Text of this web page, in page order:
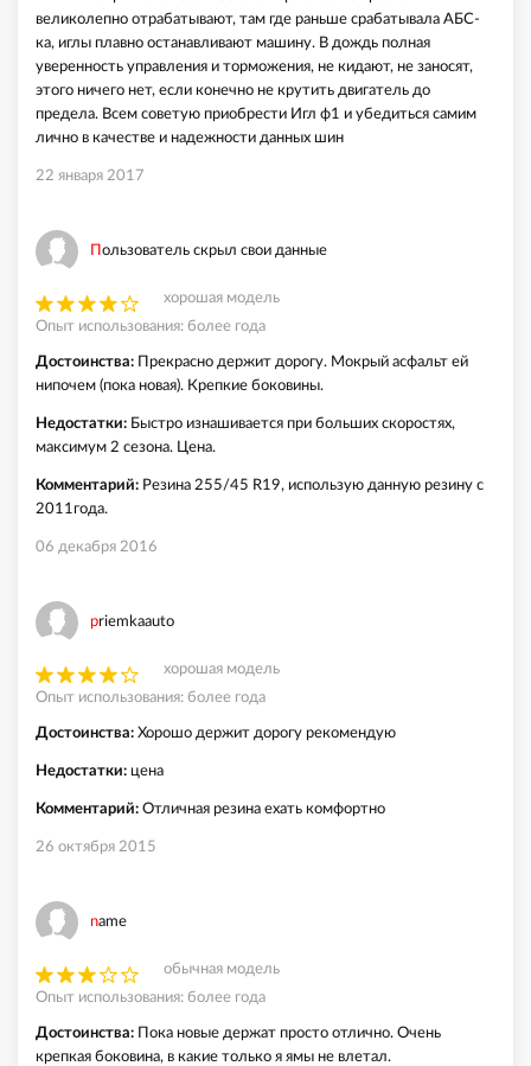
великолепно отрабатывают, там где раньше срабатывала АБС-
ка, иглы плавно останавливают машину. В дождь полная
уверенность управления и торможения, не кидают, не заносят,
этого ничего нет, если конечно не крутить двигатель до
предела. Всем советую приобрести Игл ф1 и убедиться самим
лично в качестве и надежности данных шин
22 января 2017
Пользователь скрыл свои данные
хорошая модель
Опыт использования: более года
Достоинства: Прекрасно держит дорогу. Мокрый асфальт ей
нипочем (пока новая). Крепкие боковины.
Недостатки: Быстро изнашивается при больших скоростях,
максимум 2 сезона. Цена.
Комментарий: Резина 255/45 R19, использую данную резину с
2011года.
06 декабря 2016
priemkaauto
хорошая модель
Опыт использования: более года
Достоинства: Хорошо держит дорогу рекомендую
Недостатки: цена
Комментарий: Отличная резина ехать комфортно
26 октября 2015
name
обычная модель
Опыт использования: более года
Достоинства: Пока новые держат просто отлично. Очень
крепкая боковина, в какие только я ямы не влетал.